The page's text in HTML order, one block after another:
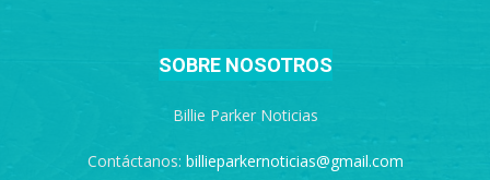
SOBRE NOSOTROS
Billie Parker Noticias
Contáctanos: billieparkernoticias@gmail.com